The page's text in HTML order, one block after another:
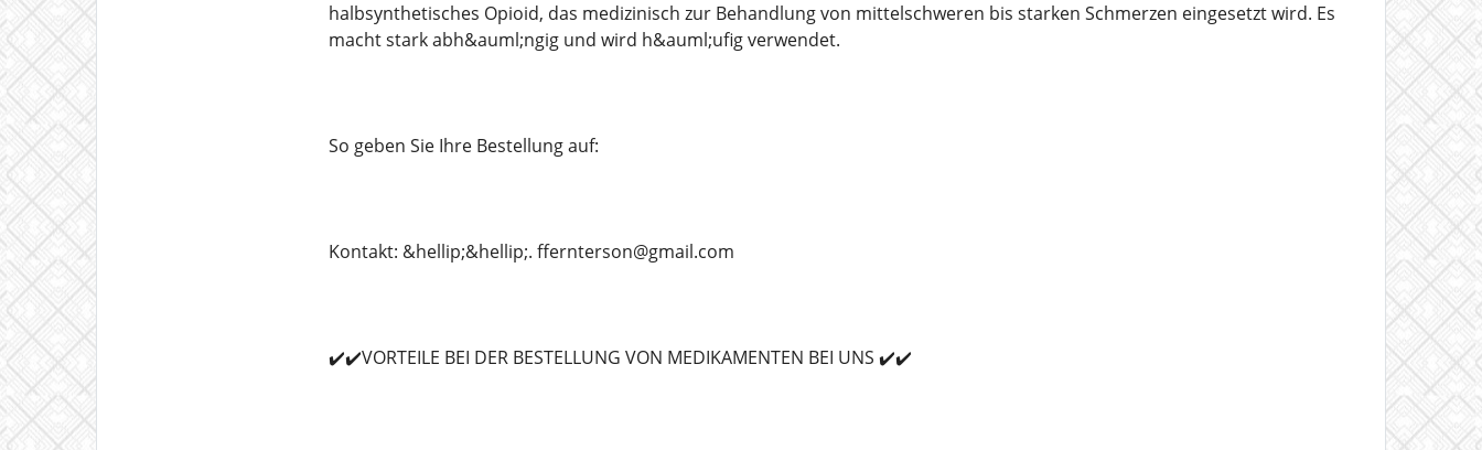
halbsynthetisches Opioid, das medizinisch zur Behandlung von mittelschweren bis starken Schmerzen eingesetzt wird. Es
macht stark abh&auml;ngig und wird h&auml;ufig verwendet.
So geben Sie Ihre Bestellung auf:
Kontakt: &hellip;&hellip;. ffernterson@gmail.com
✔️✔️VORTEILE BEI DER BESTELLUNG VON MEDIKAMENTEN BEI UNS ✔️✔️